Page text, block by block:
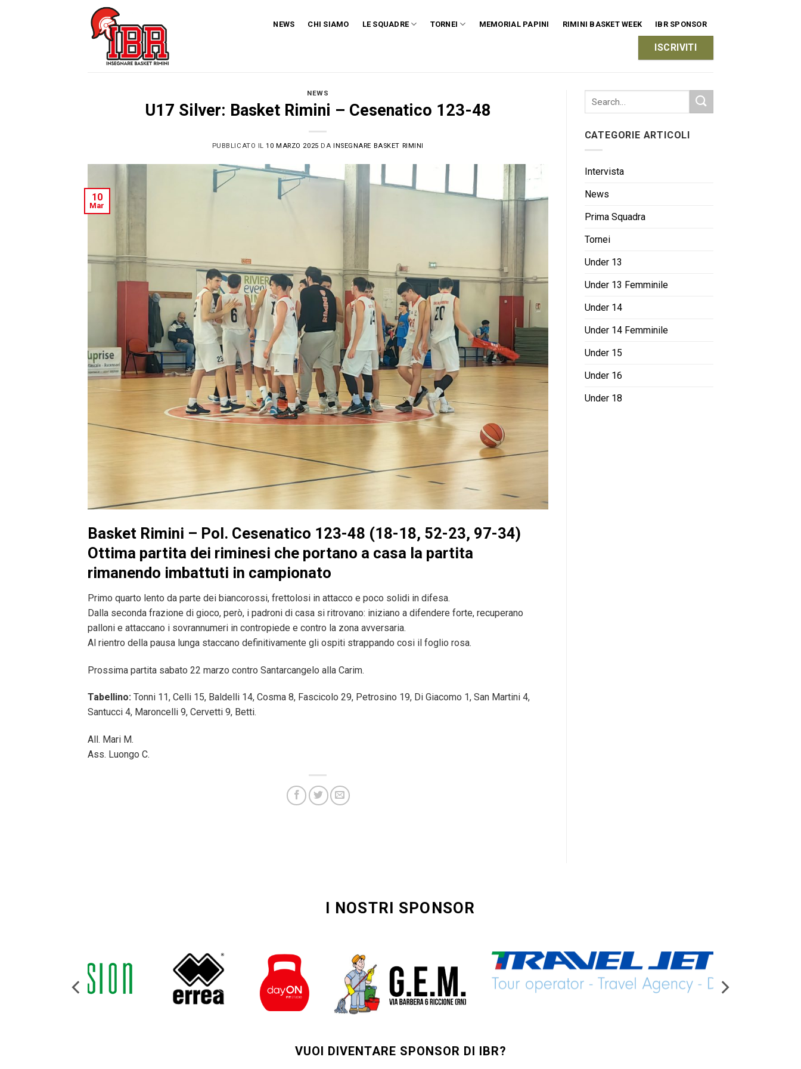
NEWS CHI SIAMO LE SQUADRE TORNEI MEMORIAL PAPINI RIMINI BASKET WEEK IBR SPONSOR
ISCRIVITI
NEWS
U17 Silver: Basket Rimini – Cesenatico 123-48
PUBBLICATO IL10 MARZO 2025 DA INSEGNARE BASKET RIMINI
10
Mar
Basket Rimini – Pol. Cesenatico 123-48 (18-18, 52-23, 97-34)
Ottima partita dei riminesi che portano a casa la partita
rimanendo imbattuti in campionato
Primo quarto lento da parte dei biancorossi, frettolosi in attacco e poco solidi in difesa.
Dalla seconda frazione di gioco, però, i padroni di casa si ritrovano: iniziano a difendere forte, recuperano
palloni e attaccano i sovrannumeri in contropiede e contro la zona avversaria.
Al rientro della pausa lunga staccano definitivamente gli ospiti strappando cosi il foglio rosa.
Prossima partita sabato 22 marzo contro Santarcangelo alla Carim.
Tabellino: Tonni 11, Celli 15, Baldelli 14, Cosma 8, Fascicolo 29, Petrosino 19, Di Giacomo 1, San Martini 4,
Santucci 4, Maroncelli 9, Cervetti 9, Betti.
All. Mari M.
Ass. Luongo C.
CATEGORIE ARTICOLI
Intervista
News
Prima Squadra
Tornei
Under 13
Under 13 Femminile
Under 14
Under 14 Femminile
Under 15
Under 16
Under 18
I NOSTRI SPONSOR
VUOI DIVENTARE SPONSOR DI IBR?